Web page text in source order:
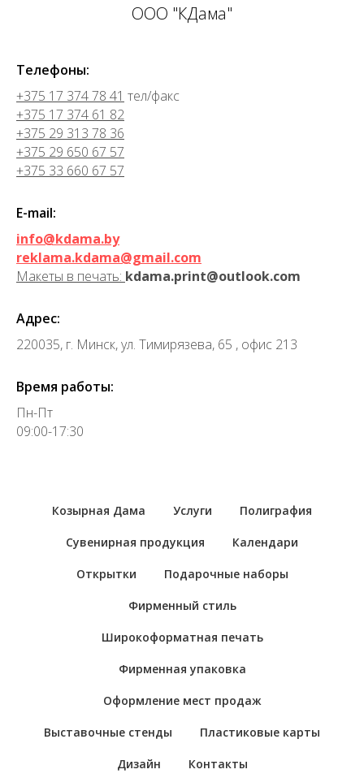
ООО "КДама"
Телефоны:
+375 17 374 78 41 тел/факс
+375 17 374 61 82
+375 29 313 78 36
+375 29 650 67 57
+375 33 660 67 57
E-mail:
info@kdama.by
reklama.kdama@gmail.com
Макеты в печать: kdama.print@outlook.com
Адрес:
220035, г. Минск, ул. Тимирязева, 65 , офис 213
Время работы:
Пн-Пт
09:00-17:30
Козырная Дама Услуги Полиграфия
Сувенирная продукция Календари
Открытки Подарочные наборы
Фирменный стиль
Широкоформатная печать
Фирменная упаковка
Оформление мест продаж
Выставочные стенды Пластиковые карты
Дизайн Контакты